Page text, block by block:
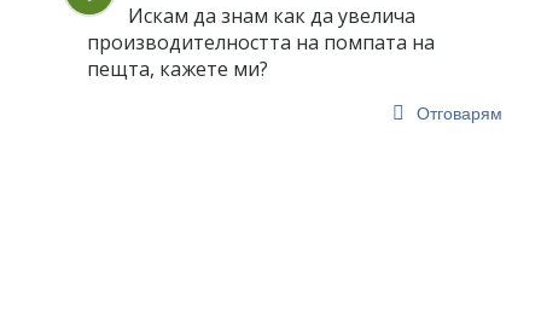
Искам да знам как да увелича
производителността на помпата на
пещта, кажете ми?
Отговарям